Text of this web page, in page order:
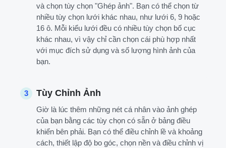
và chọn tùy chọn "Ghép ảnh". Bạn có thể chọn từ
nhiều tùy chọn lưới khác nhau, như lưới 6, 9 hoặc
16 ô. Mỗi kiểu lưới đều có nhiều tùy chọn bố cục
khác nhau, vì vậy chỉ cần chọn cái phù hợp nhất
với mục đích sử dụng và số lượng hình ảnh của
bạn.
3 Tùy Chỉnh Ảnh
Giờ là lúc thêm những nét cá nhân vào ảnh ghép
của bạn bằng các tùy chọn có sẵn ở bảng điều
khiển bên phải. Bạn có thể điều chỉnh lề và khoảng
cách, thiết lập độ bo góc, chọn nền và điều chỉnh vị